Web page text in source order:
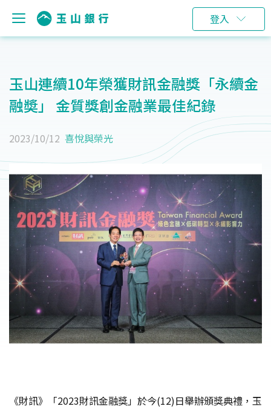
登入
玉山連續10年榮獲財訊金融獎「永續金
融奬」 金質獎創金融業最佳紀錄
2023/10/12 喜悅與榮光
《財訊》「2023財訊金融獎」於今(12)日舉辦頒獎典禮，玉